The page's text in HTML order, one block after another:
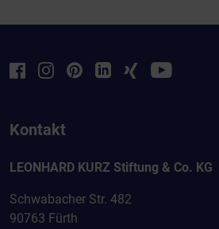
Kontakt
LEONHARD KURZ Stiftung & Co. KG
Schwabacher Str. 482
90763 Fürth